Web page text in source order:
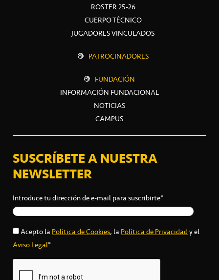
ROSTER 25-26
CUERPO TÉCNICO
JUGADORES VINCULADOS
PATROCINADORES
FUNDACIÓN
INFORMACIÓN FUNDACIONAL
NOTICIAS
CAMPUS
SUSCRÍBETE A NUESTRA
NEWSLETTER
Introduce tu dirección de e-mail para suscribirte*
Acepto laPolítica de Cookies, laPolítica de Privacidady el
Aviso Legal*